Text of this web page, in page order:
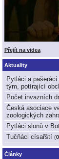
Přejít na videa
Aktuality
Pytláci a
tým, potírající
Počet invazních
Česká asociace
zoologických
Pytláci slonů v
Tučňáci císařští (0
Články